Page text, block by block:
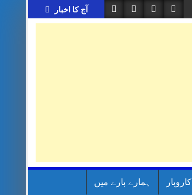
آج کا اخبار
کاروبار ہمارے بارے میں